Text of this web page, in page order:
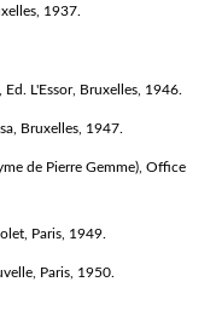
1937.
L'Essor, Bruxelles, 1946.
Bruxelles, 1947.
de Pierre Gemme), Office
Paris, 1949.
Paris, 1950.